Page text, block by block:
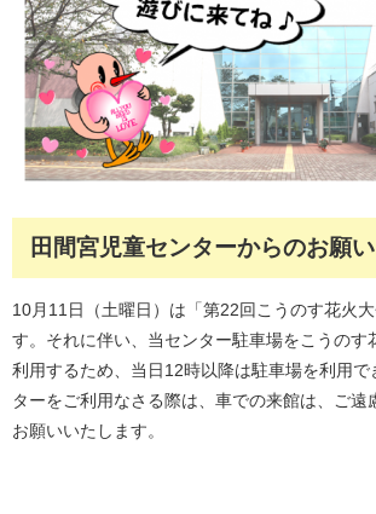
田間宮児童センターからのお願い
10月11日（土曜日）は「第22回こうのす花火
す。それに伴い、当センター駐車場をこうのす
利用するため、当日12時以降は駐車場を利用で
ターをご利用なさる際は、車での来館は、ご遠
お願いいたします。​